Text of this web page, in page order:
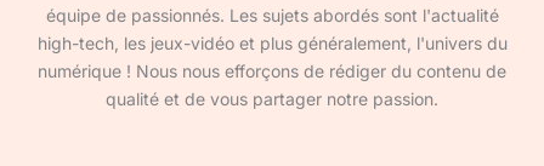
équipe de passionnés. Les sujets abordés sont l'actualité
high-tech, les jeux-vidéo et plus généralement, l'univers du
numérique ! Nous nous efforçons de rédiger du contenu de
qualité et de vous partager notre passion.